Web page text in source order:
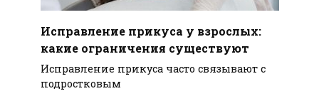
Исправление прикуса у взрослых:
какие ограничения существуют
Исправление прикуса часто связывают с
подростковым